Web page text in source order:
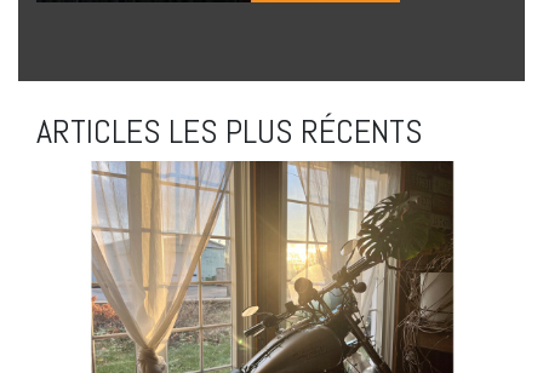
ARTICLES LES PLUS RÉCENTS